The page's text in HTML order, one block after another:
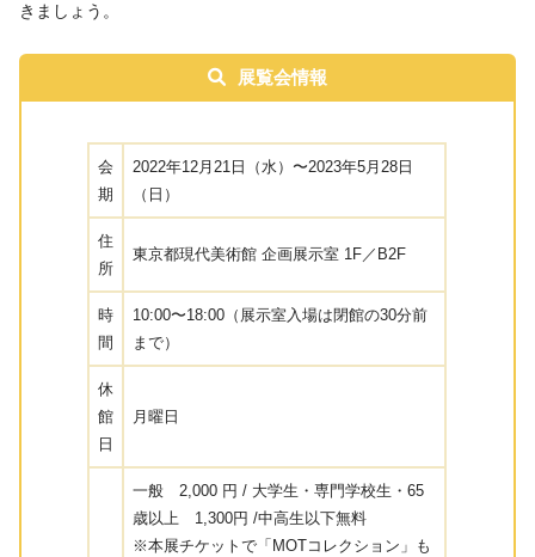
きましょう。
展覧会情報
会
期
2022年12月21日（水）〜2023年5月28日
（日）
住
所
東京都現代美術館 企画展示室 1F／B2F
時
間
10:00〜18:00（展示室入場は閉館の30分前
まで）
休
館
日
月曜日
一般 2,000 円 / 大学生・専門学校生・65
歳以上 1,300円 /中高生以下無料
※本展チケットで「MOTコレクション」も